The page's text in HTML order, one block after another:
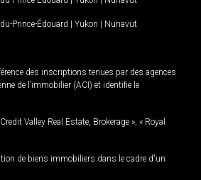
du-Prince-Édouard | Yukon | Nunavut
des inscriptions tenues par des agences
de l’immobilier (ACI) et identifie le
Credit Valley Real Estate, Brokerage », « Royal
de biens immobiliers dans le cadre d'un